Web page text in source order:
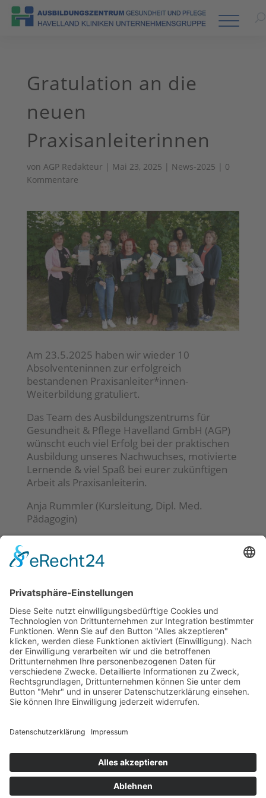
Gratulation an die
neuen
Praxisanleiterinnen
von AGP Redakteur | Mai 23, 2025 | News-2025 | 0
Kommentare
Am 23.5.2025 haben wir wieder 10
Absolventeninnen zur erfolgreich
bestandenen Praxisanleiter*innen-
Weiterbildung gratuliert.
Das Team des Ausbildungszentrums für
Gesundheit & Pflege Havelland GmbH (AGP)
wünscht euch viel Erfolg bei der praktischen
Ausbildung unseres Nachwuchses, motivierte
Lernende & viel Spaß bei eurer zukünftigen
Arbeit als Praxisanleiterin.
Anja Rummler (Kursleitung, Dipl. Med.
Pädagogin)
Neueste Beiträge
Kunstausstellung auf der Baustelle?!
Zwischen Geschichte & Gänsehaut –
Klassenausflug in die Beelitzer Heilstätten
Kann sich langsam mehr als sehen lassen 😁
Bewegungstag 2026
Datenschutz